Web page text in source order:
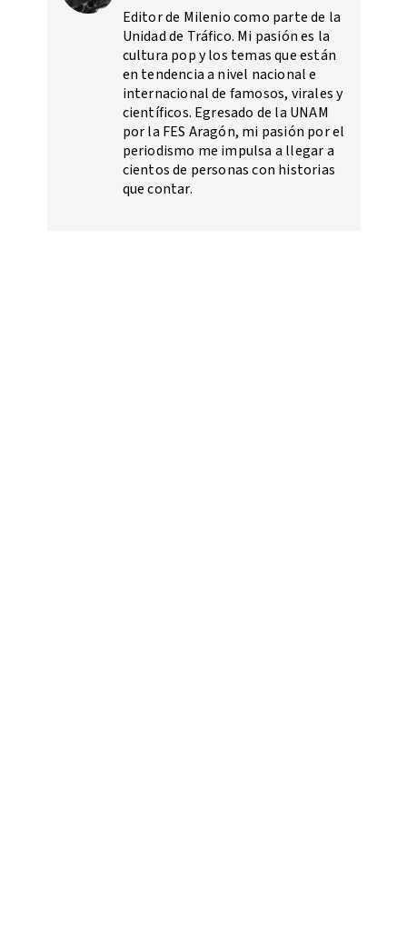
Editor de Milenio como parte de la
Unidad de Tráfico. Mi pasión es la
cultura pop y los temas que están
en tendencia a nivel nacional e
internacional de famosos, virales y
científicos. Egresado de la UNAM
por la FES Aragón, mi pasión por el
periodismo me impulsa a llegar a
cientos de personas con historias
que contar.